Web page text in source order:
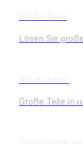
Große Teile:
Lösen Sie
Blitzschnell:
Große Teile in